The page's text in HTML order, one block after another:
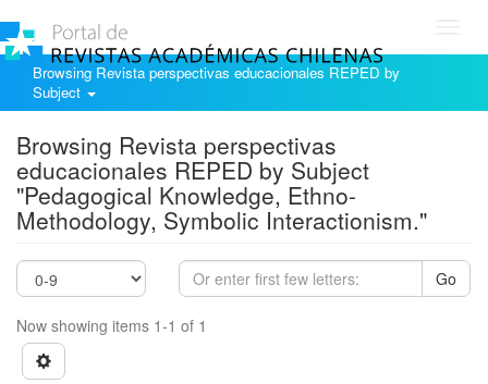
Browsing Revista perspectivas educacionales REPED by
Subject
Browsing Revista perspectivas
educacionales REPED by Subject
"Pedagogical Knowledge, Ethno-
Methodology, Symbolic Interactionism."
Go
Now showing items 1-1 of 1